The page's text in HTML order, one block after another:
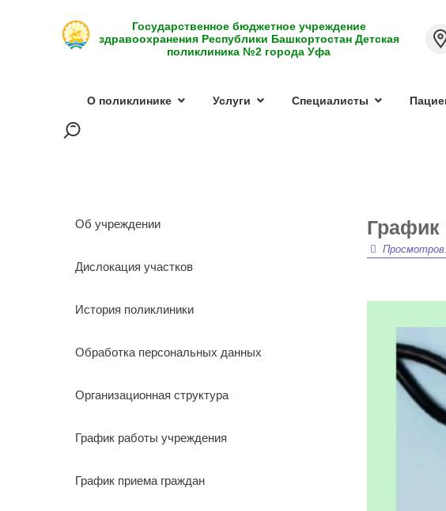
Государственное бюджетное учреждение
здравоохранения Республики Башкортостан Детская
поликлиника №2 города Уфа
О поликлинике Услуги Специалисты
Об учреждении
Дислокация участков
История поликлиники
Обработка персональных данных
Организационная структура
График работы учреждения
График приема граждан
График